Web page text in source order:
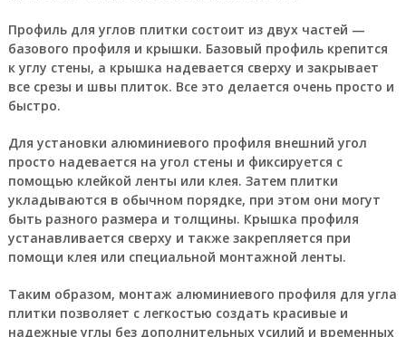
Профиль для углов плитки состоит из двух частей —
базового профиля и крышки. Базовый профиль крепится
к углу стены, а крышка надевается сверху и закрывает
все срезы и швы плиток. Все это делается очень просто и
быстро.
Для установки алюминиевого профиля внешний угол
просто надевается на угол стены и фиксируется с
помощью клейкой ленты или клея. Затем плитки
укладываются в обычном порядке, при этом они могут
быть разного размера и толщины. Крышка профиля
устанавливается сверху и также закрепляется при
помощи клея или специальной монтажной ленты.
Таким образом, монтаж алюминиевого профиля для угла
плитки позволяет с легкостью создать красивые и
надежные углы без дополнительных усилий и временных